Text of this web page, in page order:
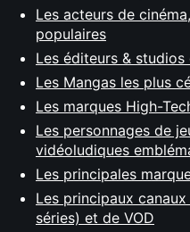
Les acteurs de
populaires
Les éditeurs &
Les Mangas les plus
Les marques High-
Les personnages de
vidéoludiques
Les principales
Les principaux
séries) et de VOD